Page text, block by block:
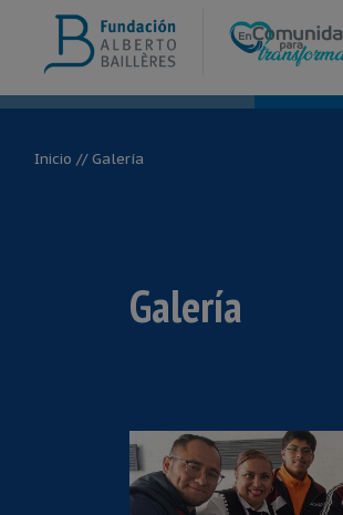
Inicio // Galería
Galería